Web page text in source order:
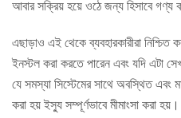
আবার সক্রিয় হয়ে ওঠে জন্য হিসাবে গণ্য
এছাড়াও এই থেকে ব্যবহারকারীরা
ইনস্টল করা করতে পারেন এবং যদি এটা
যে সমস্যা সিস্টেমের সাথে অবস্থিত এবং
করা হয় ইস্যু সম্পূর্ণভাবে মীমাংসা করা